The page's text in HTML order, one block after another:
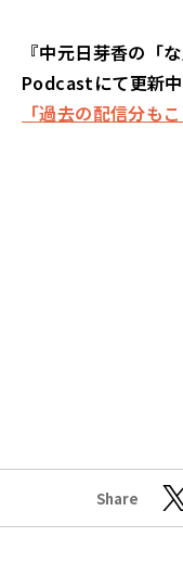
『中元日芽香の「
Podcastにて更新中
「過去の配信分も
Share